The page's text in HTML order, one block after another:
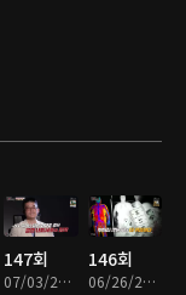
147회
07/03/2026 • 45분
146회
06/26/2026 • 45분